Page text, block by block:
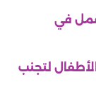
في
لتجنب